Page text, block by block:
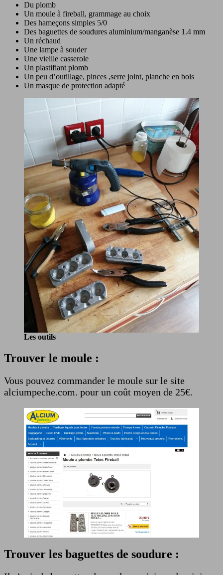
Du plomb
Un moule à fireball, grammage au choix
Des hameçons simples 5/0
Des baguettes de soudures aluminium/manganèse 1.4 mm
Un réchaud
Une lampe à souder
Une vieille casserole
Un plastifiant plomb
Un peu d’outillage, pinces ,serre joint, planche en bois
Un masque de protection adapté
Les outils
Trouver le moule :
Vous pouvez commander le moule sur le site
alciumpeche.com. pour un coût moyen de 25€.
Trouver les baguettes de soudure :